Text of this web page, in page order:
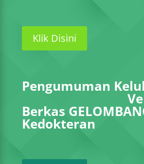
Klik Disini
Pengumuman
Berkas
Kedokteran